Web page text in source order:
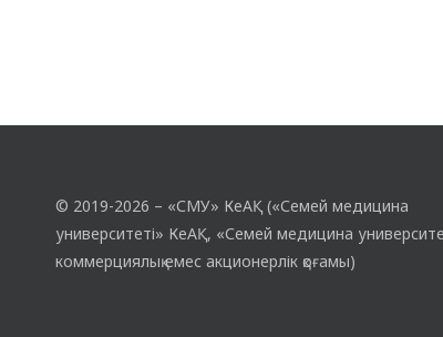
© 2019-2026 – «СМУ» КеАҚ («Семей медицина
университеті» КеАҚ, «Семей медицина
коммерциялық емес акционерлік қоғамы)